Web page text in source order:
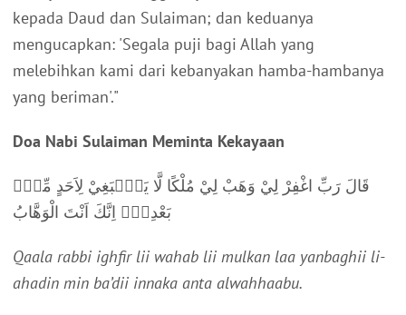
kepada Daud dan Sulaiman; dan keduanya
mengucapkan: 'Segala puji bagi Allah yang
melebihkan kami dari kebanyakan hamba-hambanya
yang beriman'."
Doa Nabi Sulaiman Meminta Kekayaan
قَالَ رَبِّ اغْفِرْ لِيْ وَهَبْ لِيْ مُلْكًا لَّا يَنْۢبَغِيْ لِاَحَدٍ مِّنْۢ
بَعْدِيْۚ اِنَّكَ اَنْتَ الْوَهَّابُ
Qaala rabbi ighfir lii wahab lii mulkan laa yanbaghii li-
ahadin min ba’dii innaka anta alwahhaabu.